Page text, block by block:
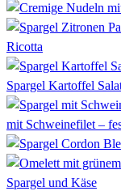
Ricotta
Spargel Kartoffel
mit Schweinefilet –
Spargel und Käse